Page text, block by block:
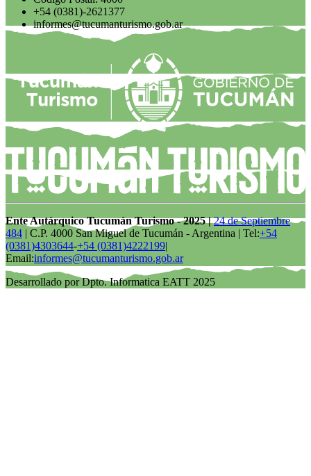
+54 (0381)-2621377
informes@tucumanturismo.gob.ar
Ente Autárquico Tucumán Turismo - 2025 |24 de Septiembre
484 | C.P. 4000 San Miguel de Tucumán - Argentina | Tel:+54
(0381)4303644-+54 (0381)4222199|
Email:informes@tucumanturismo.gob.ar
Desarrollado por Dpto. Informatica EATT 2025